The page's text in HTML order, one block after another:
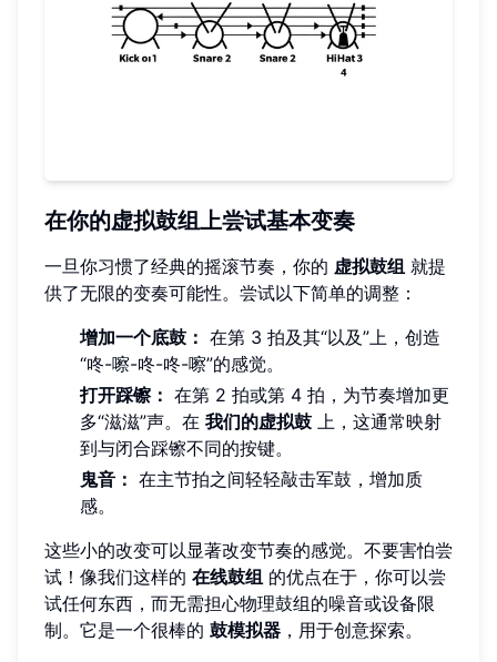
在你的虚拟鼓组上尝试基本变奏
一旦你习惯了经典的摇滚节奏，你的 虚拟鼓组 就提
供了无限的变奏可能性。尝试以下简单的调整：
增加一个底鼓： 在第 3 拍及其“以及”上，创造
“咚-嚓-咚-咚-嚓”的感觉。
打开踩镲： 在第 2 拍或第 4 拍，为节奏增加更
多“滋滋”声。在 我们的虚拟鼓 上，这通常映射
到与闭合踩镲不同的按键。
鬼音： 在主节拍之间轻轻敲击军鼓，增加质
感。
这些小的改变可以显著改变节奏的感觉。不要害怕尝
试！像我们这样的 在线鼓组 的优点在于，你可以尝
试任何东西，而无需担心物理鼓组的噪音或设备限
制。它是一个很棒的 鼓模拟器 ，用于创意探索。